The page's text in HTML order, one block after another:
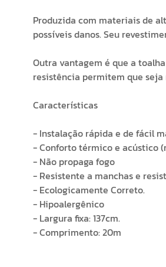
Produzida com materiais de
possíveis danos. Seu
Outra vantagem é que a
resistência permitem que
Características
- Instalação rápida e de fácil
- Conforto térmico e acústico
- Não propaga fogo
- Resistente a manchas e
- Ecologicamente Correto.
- Hipoalergênico
- Largura fixa: 137cm.
- Comprimento: 20m